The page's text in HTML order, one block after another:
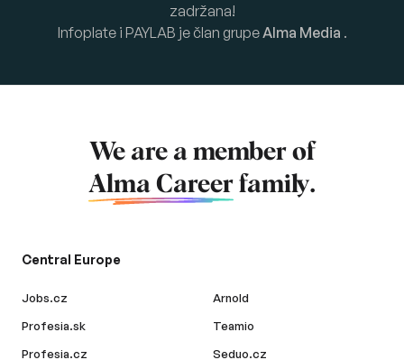
zadržana!
Infoplate i PAYLAB je član grupeAlma Media .
We are a member of
Alma Career family.
Central Europe
Jobs.cz
Profesia.sk
Profesia.cz
Arnold
Teamio
Seduo.cz